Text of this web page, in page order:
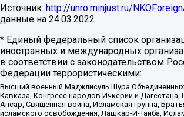
Источник: http://unro.minjust.ru/
данные на 24.03.2022
* Единый федеральный список
иностранных и международных
в соответствии с законодательством
Федерации террористическими:
Высший военный Маджлисуль Шура
Кавказа, Конгресс народов Ичкерии и Дагестана,
Ансар, Священная война, Исламская группа,
исламского освобождения, Лашкар-И-Тайба,